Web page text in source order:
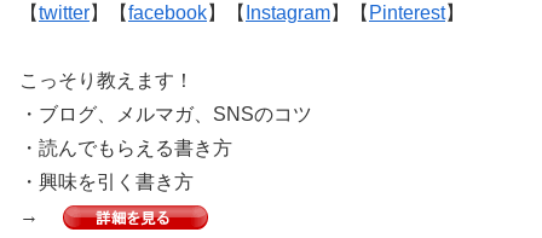
【twitter】【facebook】【 Instagram】【 Pinterest】
こっそり教えます！
・ブログ、メルマガ、SNSのコツ
・読んでもらえる書き方
・興味を引く書き方
→